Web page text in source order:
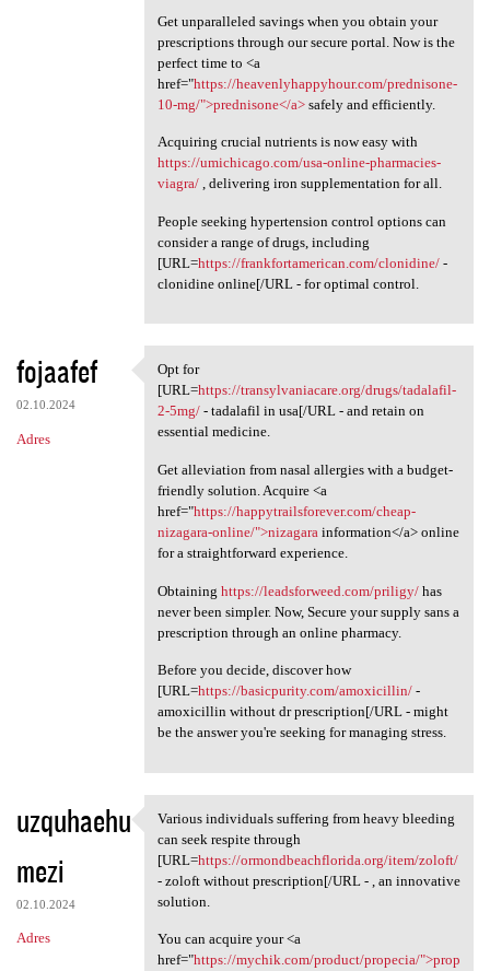
Get unparalleled savings when you obtain your
prescriptions through our secure portal. Now is the
perfect time to <a
href="https://heavenlyhappyhour.com/prednisone-
10-mg/">prednisone</a>safely and efficiently.
Acquiring crucial nutrients is now easy with
https://umichicago.com/usa-online-pharmacies-
viagra/, delivering iron supplementation for all.
People seeking hypertension control options can
consider a range of drugs, including
[URL=https://frankfortamerican.com/clonidine/-
clonidine online[/URL - for optimal control.
fojaafef
02.10.2024
Adres
Opt for [URL=https:/
Opt for
[URL=https://transylvaniacare.org/drugs/tadalafil-
2-5mg/- tadalafil in usa[/URL - and retain on
essential medicine.
Get alleviation from nasal allergies with a budget-
friendly solution. Acquire <a
href="https://happytrailsforever.com/cheap-
nizagara-online/">nizagara information</a> online
for a straightforward experience.
Obtaining https://leadsforweed.com/priligy/has
never been simpler. Now, Secure your supply sans a
prescription through an online pharmacy.
Before you decide, discover how
[URL=https://basicpurity.com/amoxicillin/-
amoxicillin without dr prescription[/URL - might
be the answer you're seeking for managing stress.
uzquhaehu
mezi
02.10.2024
Adres
Various individuals suffering
Various individuals suffering from heavy bleeding
can seek respite through
[URL=https://ormondbeachflorida.org/item/zoloft/
- zoloft without prescription[/URL - , an innovative
solution.
You can acquire your <a
href="https://mychik.com/product/propecia/">prop